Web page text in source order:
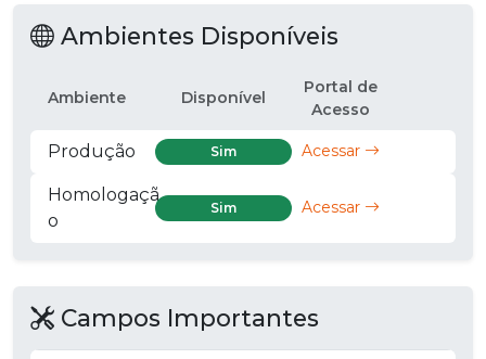
Ambientes Disponíveis
Ambiente Disponível
Portal de
Acesso
Produção Sim Acessar
Homologaçã
o
Sim Acessar
Campos Importantes